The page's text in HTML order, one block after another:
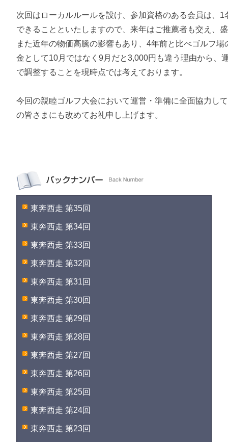
次回はローカルルールを設け、参加資格のある会員は、
できることといたしますので、来年はご推薦者も交え、
また近年の物価高騰の影響もあり、4年前と比べゴルフ
金として10月ではなく9月だと3,000円も違う理由から、
で調整することを現時点では考えております。
今回の親睦ゴルフ大会において運営・準備に全面協力し
の皆さまにも改めてお礼申し上げます。
東奔西走 第35回
東奔西走 第34回
東奔西走 第33回
東奔西走 第32回
東奔西走 第31回
東奔西走 第30回
東奔西走 第29回
東奔西走 第28回
東奔西走 第27回
東奔西走 第26回
東奔西走 第25回
東奔西走 第24回
東奔西走 第23回